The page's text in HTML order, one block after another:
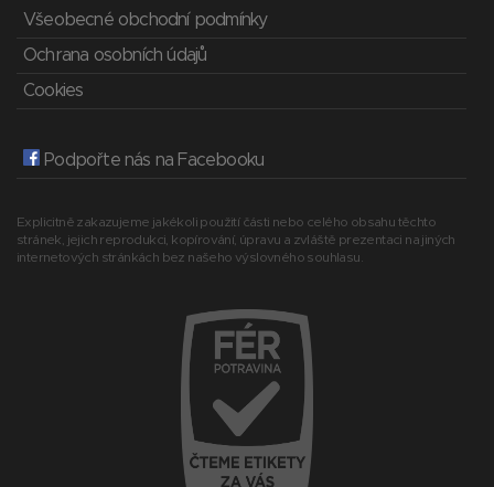
Všeobecné obchodní podmínky
Ochrana osobních údajů
Cookies
Podpořte nás na Facebooku
Explicitně zakazujeme jakékoli použití části nebo celého obsahu těchto
stránek, jejich reprodukci, kopírování, úpravu a zvláště prezentaci na jiných
internetových stránkách bez našeho výslovného souhlasu.